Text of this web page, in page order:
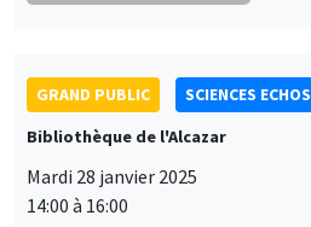
GRAND PUBLIC
SCIENCES ECHOS
Bibliothèque de l'Alcazar
Mardi 28 janvier 2025
14:00 à 16:00